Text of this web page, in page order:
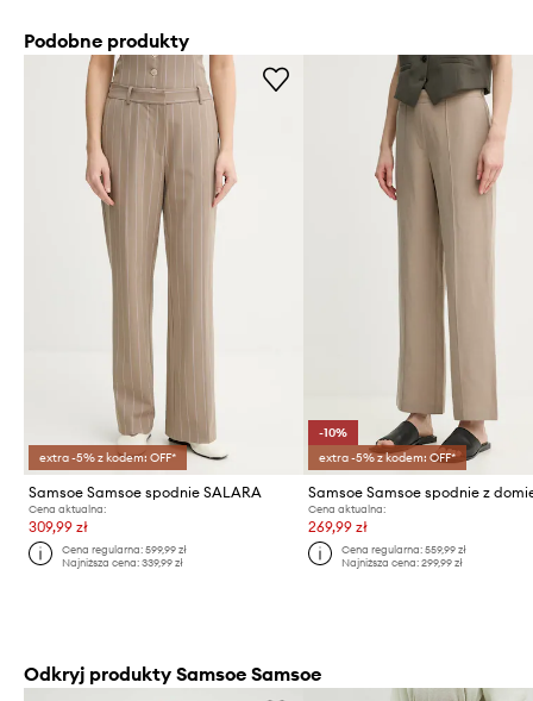
Podobne produkty
extra -5% z kodem: OFF*
Samsoe Samsoe spodnie SALARA
Cena aktualna:
309,99 zł
Cena regularna:599,99 zł
Najniższa cena:339,99 zł
-10%
extra -5% z kodem: OFF*
Cena aktualna:
269,99 zł
Cena regularna: 559,99 zł
Najniższa cena: 299,99 zł
Odkryj produkty Samsoe Samsoe